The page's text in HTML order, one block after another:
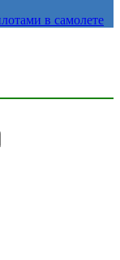
в самолете